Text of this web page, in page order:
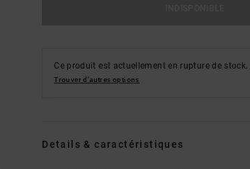
Ce produit est actuellement en rupture de stock.
Trouver d'autres options
Details & caractéristiques